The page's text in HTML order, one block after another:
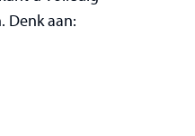
Denk aan: